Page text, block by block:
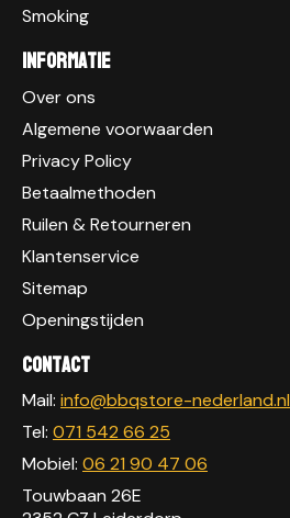
Smoking
Informatie
Over ons
Algemene voorwaarden
Privacy Policy
Betaalmethoden
Ruilen & Retourneren
Klantenservice
Sitemap
Openingstijden
Contact
Mail: info@bbqstore-nederland.nl
Tel: 071 542 66 25
Mobiel: 06 21 90 47 06
Touwbaan 26E